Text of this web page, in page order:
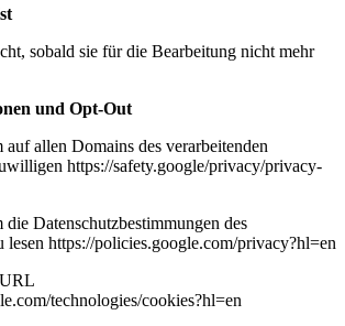
sobald sie für die Bearbeitung nicht mehr
und Opt-Out
allen Domains des verarbeitenden
https://safety.google/privacy/privacy-
Datenschutzbestimmungen des
lesen https://policies.google.com/privacy?hl=en
technologies/cookies?hl=en